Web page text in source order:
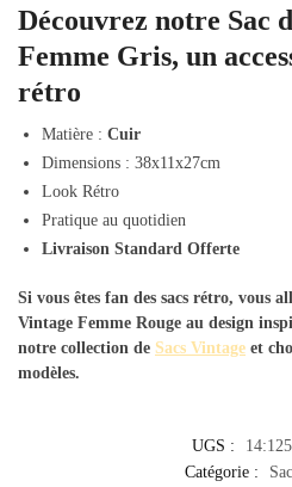
Découvrez notre Sac
Femme Gris, un
rétro
Matière : Cuir
Dimensions : 38x11x27cm
Look Rétro
Pratique au quotidien
Livraison Standard Offerte
Si vous êtes fan des sacs rétro, vous
Vintage Femme Rouge au design
notre collection de Sacs Vintage et
modèles.
UGS :
Catégorie :